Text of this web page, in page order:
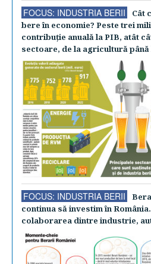
FOCUS: INDUSTRIA BERII
Cât
bere în economie? Peste trei
contribuţie anuală la PIB, atât
sectoare, de la agricultură
FOCUS: INDUSTRIA BERII
continua să investim în
colaborarea dintre industrie,